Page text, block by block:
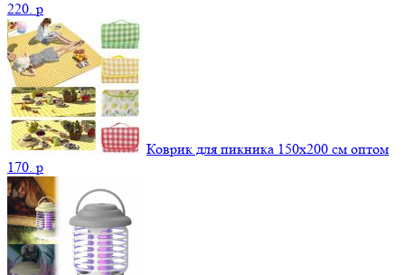
220. p
Коврик для пикника 150х200 см оптом
170. p